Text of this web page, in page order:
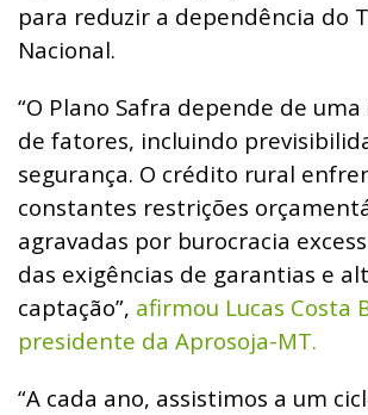
para reduzir a dependência do
Nacional.
“O Plano Safra depende de
de fatores, incluindo
segurança. O crédito rural
constantes restrições
agravadas por burocracia
das exigências de garantias e
captação”, afirmou Lucas Costa
presidente da Aprosoja-MT.
“A cada ano, assistimos a um